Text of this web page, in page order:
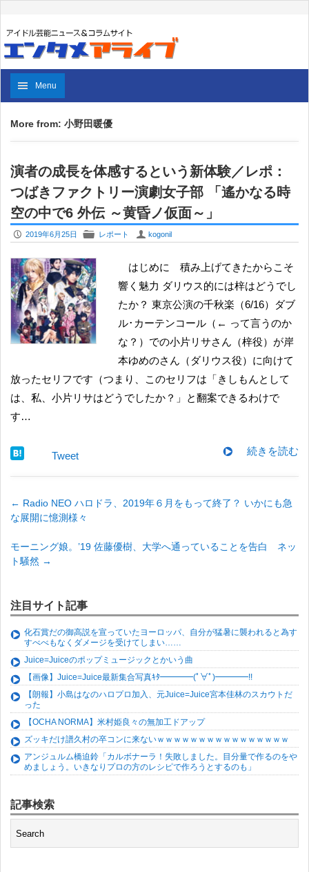
Menu
More from: 小野田暖優
演者の成長を体感するという新体験／レポ：
つばきファクトリー演劇女子部 「遙かなる時
空の中で6 外伝 ～黄昏ノ仮面～」
P 2019年6月25日 F レポート U kogonil
はじめに 積み上げてきたからこそ
響く魅力 ダリウス的には梓はどうでし
たか？ 東京公演の千秋楽（6/16）ダブ
ル･カーテンコール（← って言うのか
な？）での小片リサさん（梓役）が岸
本ゆめのさん（ダリウス役）に向けて
放ったセリフです（つまり、このセリフは「きしもんとして
は、私、小片リサはどうでしたか？」と翻案できるわけで
す…
続きを読む
Tweet
← Radio NEO ハロドラ、2019年６月をもって終了？ いかにも急
な展開に憶測様々
モーニング娘。’19 佐藤優樹、大学へ通っていることを告白 ネッ
ト騒然 →
注目サイト記事
化石賞だの御高説を宣っていたヨーロッパ、自分が猛暑に襲われると為す
すべべもなくダメージを受けてしまい……
Juice=Juiceのポップミュージックとかいう曲
【画像】Juice=Juice最新集合写真ｷﾀ━━━━(ﾟ∀ﾟ)━━━━!!
【朗報】小島はなのハロプロ加入、元Juice=Juice宮本佳林のスカウトだ
った
【OCHA NORMA】米村姫良々の無加工ドアップ
ズッキだけ譜久村の卒コンに来ないｗｗｗｗｗｗｗｗｗｗｗｗｗｗｗｗ
アンジュルム橋迫鈴「カルボナーラ！失敗しました。目分量で作るのをや
めましょう。いきなりプロの方のレシピで作ろうとするのも」
記事検索